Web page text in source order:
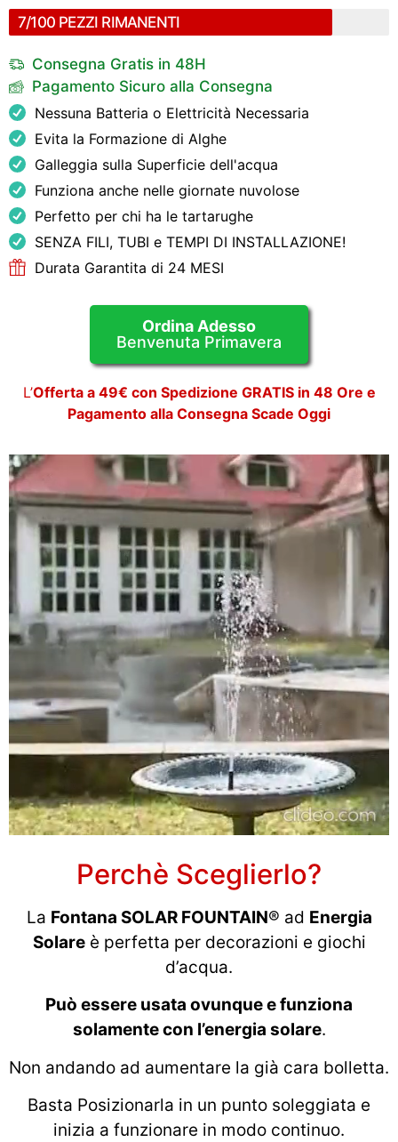
7/100 PEZZI RIMANENTI
Consegna Gratis in 48H
Pagamento Sicuro alla Consegna
Nessuna Batteria o Elettricità Necessaria
Evita la Formazione di Alghe
Galleggia sulla Superficie dell'acqua
Funziona anche nelle giornate nuvolose
Perfetto per chi ha le tartarughe
SENZA FILI, TUBI e TEMPI DI INSTALLAZIONE!
Durata Garantita di 24 MESI
Ordina Adesso
Benvenuta Primavera
L’Offerta a 49€ con Spedizione GRATIS in 48 Ore e
Pagamento alla Consegna Scade Oggi
Perchè Sceglierlo?
La Fontana SOLAR FOUNTAIN® ad Energia
Solareè perfetta per decorazioni e giochi
d’acqua.
Può essere usata ovunque e funziona
solamente con l’energia solare.
Non andando ad aumentare la già cara bolletta.
Basta Posizionarla in un punto soleggiata e
inizia a funzionare in modo continuo.